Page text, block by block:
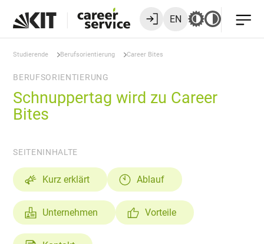
EN
Studierende Berufsorientierung Career Bites
BERUFSORIENTIERUNG
Schnuppertag wird zu Career
Bites
SEITENINHALTE
Kurz erklärt Ablauf
Unternehmen Vorteile